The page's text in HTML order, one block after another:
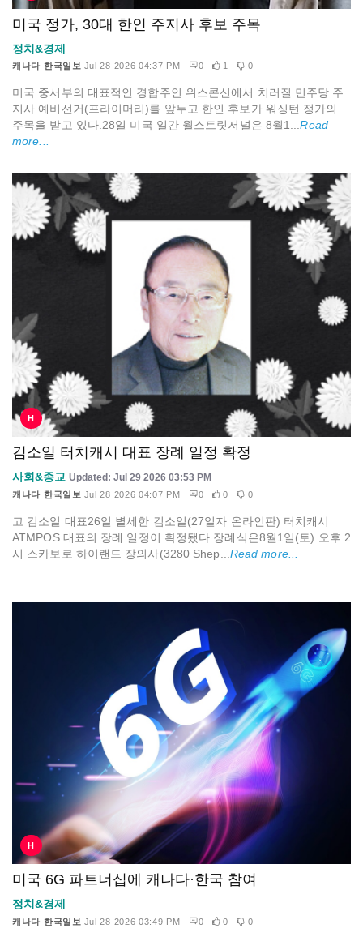
미국 정가, 30대 한인 주지사 후보 주목
정치&경제
캐나다 한국일보 Jul 28 2026 04:37 PM 0 1 0
미국 중서부의 대표적인 경합주인 위스콘신에서 치러질 민주당 주
지사 예비선거(프라이머리)를 앞두고 한인 후보가 워싱턴 정가의
주목을 받고 있다.28일 미국 일간 월스트릿저널은 8월1...Read
more...
H
김소일 터치캐시 대표 장례 일정 확정
사회&종교 Updated: Jul 29 2026 03:53 PM
캐나다 한국일보 Jul 28 2026 04:07 PM 0 0 0
고 김소일 대표26일 별세한 김소일(27일자 온라인판) 터치캐시
ATMPOS 대표의 장례 일정이 확정됐다.장례식은8월1일(토) 오후 2
시 스카보로 하이랜드 장의사(3280 Shep... Read more...
H
미국 6G 파트너십에 캐나다·한국 참여
정치&경제
캐나다 한국일보 Jul 28 2026 03:49 PM 0 0 0